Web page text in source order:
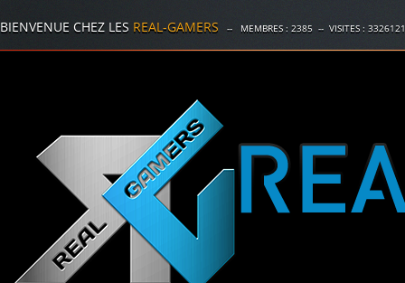
BIENVENUE CHEZ LES REAL-GAMERS -- MEMBRES : 2385 -- VISITES : 3326121